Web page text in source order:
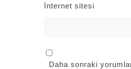
İnternet sitesi
Daha sonraki